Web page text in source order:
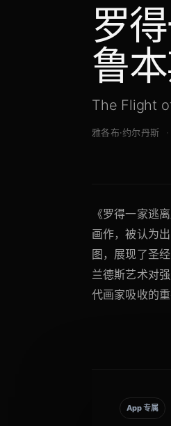
罗
鲁本
The Flight
雅各布·约尔丹斯
《罗得一家逃
画作，被认为
图，展现了圣
兰德斯艺术对
代画家吸收的
App 专属